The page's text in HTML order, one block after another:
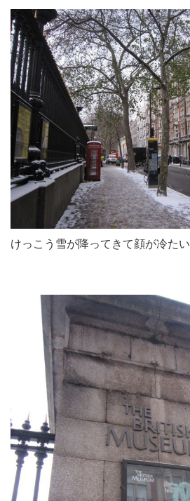
けっこう雪が降ってきて顔が冷たい